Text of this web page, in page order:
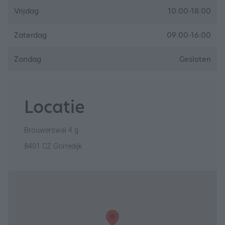
Vrijdag 10:00-18:00
Zaterdag 09:00-16:00
Zondag Gesloten
Locatie
Brouwerswal 4 g
8401 CZ Gorredijk